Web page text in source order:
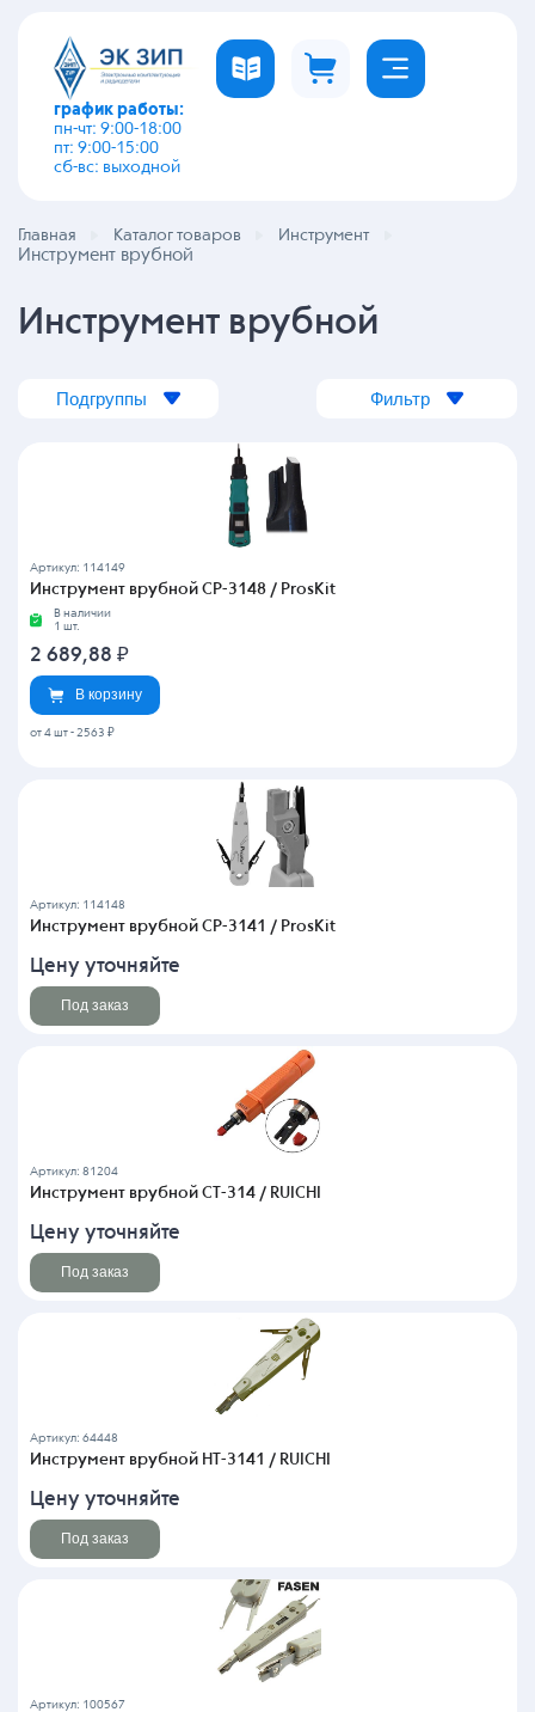
график работы:
пн-чт: 9:00-18:00
пт: 9:00-15:00
сб-вс: выходной
Главная Каталог товаров Инструмент
Инструмент врубной
Инструмент врубной
Подгруппы Фильтр
Артикул: 114149
Инструмент врубной CP-3148 / ProsKit
В наличии
1 шт.
2 689,88 ₽
В корзину
от 4 шт - 2563 ₽
Артикул: 114148
Инструмент врубной CP-3141 / ProsKit
Цену уточняйте
Под заказ
Артикул: 81204
Инструмент врубной CT-314 / RUICHI
Цену уточняйте
Под заказ
Артикул: 64448
Инструмент врубной HT-3141 / RUICHI
Цену уточняйте
Под заказ
Артикул: 100567